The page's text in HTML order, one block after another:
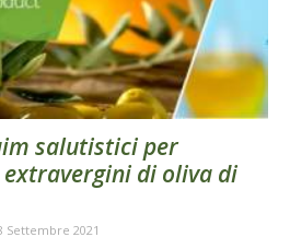
salutistici per
di oliva di
Settembre 2021